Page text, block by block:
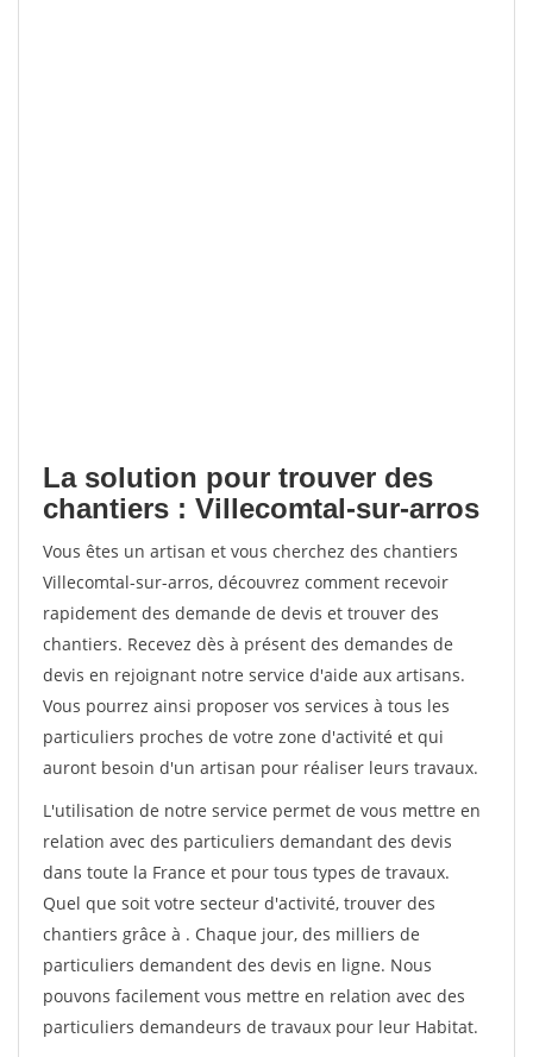
La solution pour trouver des
chantiers : Villecomtal-sur-arros
Vous êtes un artisan et vous cherchez des chantiers
Villecomtal-sur-arros, découvrez comment recevoir
rapidement des demande de devis et trouver des
chantiers. Recevez dès à présent des demandes de
devis en rejoignant notre service d'aide aux artisans.
Vous pourrez ainsi proposer vos services à tous les
particuliers proches de votre zone d'activité et qui
auront besoin d'un artisan pour réaliser leurs travaux.
L'utilisation de notre service permet de vous mettre en
relation avec des particuliers demandant des devis
dans toute la France et pour tous types de travaux.
Quel que soit votre secteur d'activité, trouver des
chantiers grâce à . Chaque jour, des milliers de
particuliers demandent des devis en ligne. Nous
pouvons facilement vous mettre en relation avec des
particuliers demandeurs de travaux pour leur Habitat.